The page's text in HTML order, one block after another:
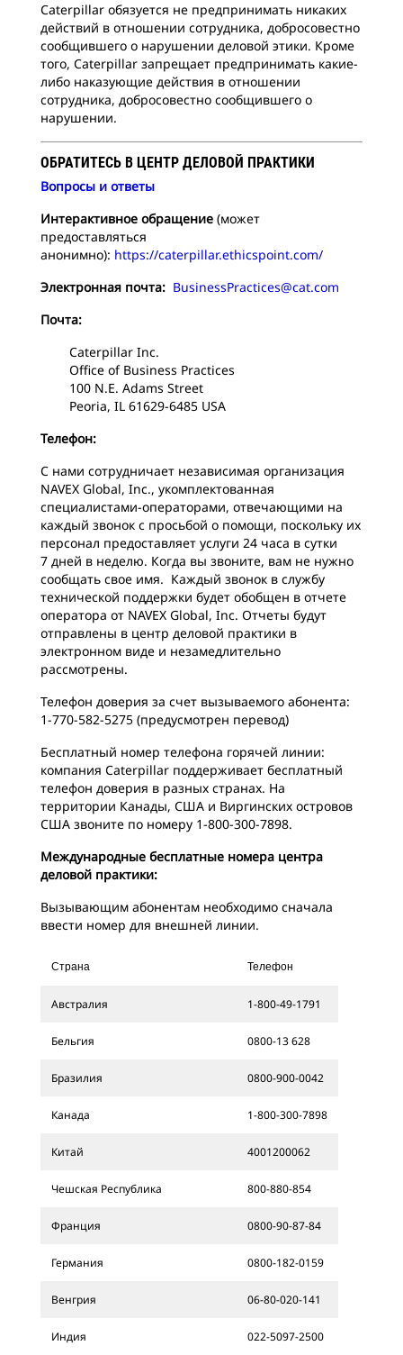
Caterpillar обязуется не предпринимать никаких
действий в отношении сотрудника, добросовестно
сообщившего о нарушении деловой этики. Кроме
того, Caterpillar запрещает предпринимать какие-
либо наказующие действия в отношении
сотрудника, добросовестно сообщившего о
нарушении.
ОБРАТИТЕСЬ В ЦЕНТР ДЕЛОВОЙ ПРАКТИКИ
Вопросы и ответы
Интерактивное обращение (может
предоставляться
анонимно): https://caterpillar.ethicspoint.com/
Электронная почта: BusinessPractices@cat.com
Почта:
Caterpillar Inc.
Office of Business Practices
100 N.E. Adams Street
Peoria, IL 61629-6485 USA
Телефон:
С нами сотрудничает независимая организация
NAVEX Global, Inc., укомплектованная
специалистами-операторами, отвечающими на
каждый звонок с просьбой о помощи, поскольку их
персонал предоставляет услуги 24 часа в сутки
7 дней в неделю. Когда вы звоните, вам не нужно
сообщать свое имя. Каждый звонок в службу
технической поддержки будет обобщен в отчете
оператора от NAVEX Global, Inc. Отчеты будут
отправлены в центр деловой практики в
электронном виде и незамедлительно
рассмотрены.
Телефон доверия за счет вызываемого абонента:
1-770-582-5275 (предусмотрен перевод)
Бесплатный номер телефона горячей линии:
компания Caterpillar поддерживает бесплатный
телефон доверия в разных странах. На
территории Канады, США и Виргинских островов
США звоните по номеру 1-800-300-7898.
Международные бесплатные номера центра
деловой практики:
Вызывающим абонентам необходимо сначала
ввести номер для внешней линии.
Страна Телефон
Австралия 1-800-49-1791
Бельгия 0800-13 628
Бразилия 0800-900-0042
Канада 1-800-300-7898
Китай 4001200062
Чешская Республика 800-880-854
Франция 0800-90-87-84
Германия 0800-182-0159
Венгрия 06-80-020-141
Индия 022-5097-2500